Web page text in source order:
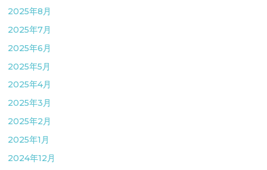
2025年8月
2025年7月
2025年6月
2025年5月
2025年4月
2025年3月
2025年2月
2025年1月
2024年12月